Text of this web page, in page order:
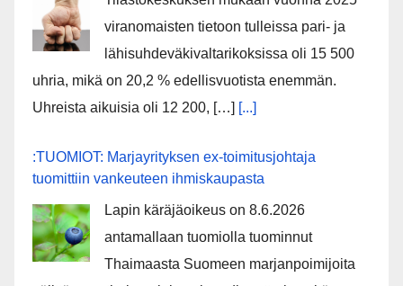
viranomaisten tietoon tulleissa pari- ja
lähisuhdeväkivaltarikoksissa oli 15 500
uhria, mikä on 20,2 % edellisvuotista enemmän.
Uhreista aikuisia oli 12 200, […] [...]
:TUOMIOT: Marjayrityksen ex-toimitusjohtaja
tuomittiin vankeuteen ihmiskaupasta
Lapin käräjäoikeus on 8.6.2026
antamallaan tuomiolla tuominnut
Thaimaasta Suomeen marjanpoimijoita